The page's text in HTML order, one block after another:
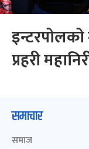
प्रहरी
समाचार
समाज